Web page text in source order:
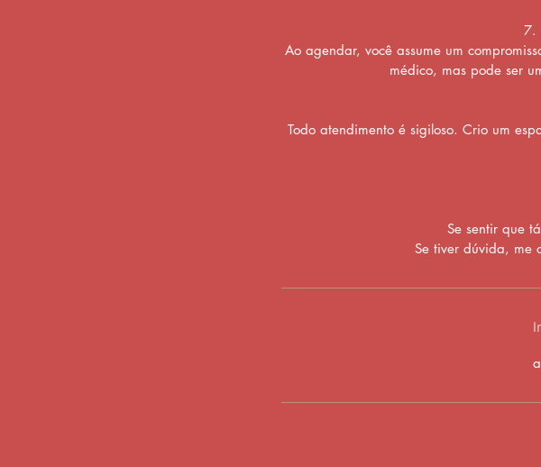
7.
Ao agendar, você assume um
médico, mas pode ser
Todo atendimento é sigiloso. Crio um
Se sentir que
Se tiver dúvida, me